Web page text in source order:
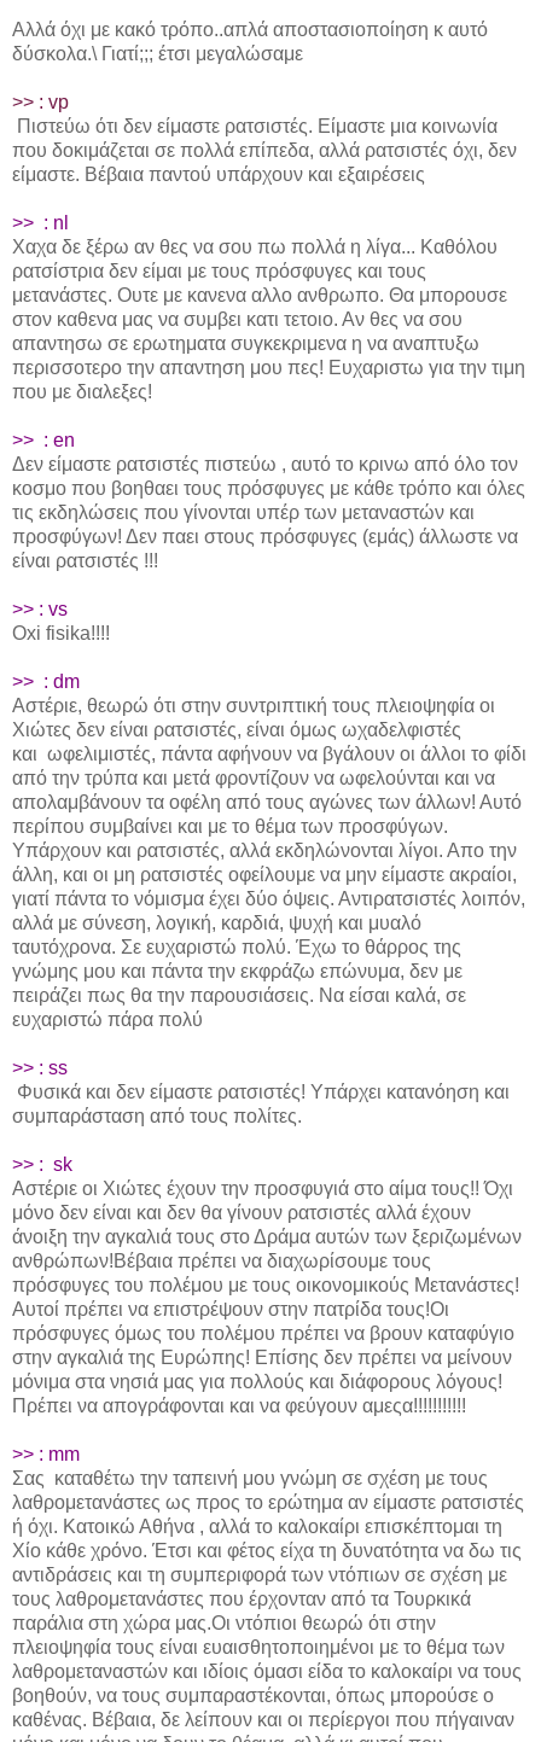
Αλλά όχι με κακό τρόπο..απλά αποστασιοποίηση κ αυτό
δύσκολα.\ Γιατί;;; έτσι μεγαλώσαμε
>> : vp
Πιστεύω ότι δεν είμαστε ρατσιστές. Είμαστε μια κοινωνία
που δοκιμάζεται σε πολλά επίπεδα, αλλά ρατσιστές όχι, δεν
είμαστε. Βέβαια παντού υπάρχουν και εξαιρέσεις
>> : nl
Χαχα δε ξέρω αν θες να σου πω πολλά η λίγα... Καθόλου
ρατσίστρια δεν είμαι με τους πρόσφυγες και τους
μετανάστες. Ουτε με κανενα αλλο ανθρωπο. Θα μπορουσε
στον καθενα μας να συμβει κατι τετοιο. Αν θες να σου
απαντησω σε ερωτηματα συγκεκριμενα η να αναπτυξω
περισσοτερο την απαντηση μου πες! Ευχαριστω για την τιμη
που με διαλεξες!
>> : en
Δεν είμαστε ρατσιστές πιστεύω , αυτό το κρινω από όλο τον
κοσμο που βοηθαει τους πρόσφυγες με κάθε τρόπο και όλες
τις εκδηλώσεις που γίνονται υπέρ των μεταναστών και
προσφύγων! Δεν παει στους πρόσφυγες (εμάς) άλλωστε να
είναι ρατσιστές !!!
>> : vs
Oxi fisika!!!!
>> : dm
Αστέριε, θεωρώ ότι στην συντριπτική τους πλειοψηφία οι
Χιώτες δεν είναι ρατσιστές, είναι όμως ωχαδελφιστές
και ωφελιμιστές, πάντα αφήνουν να βγάλουν οι άλλοι το φίδι
από την τρύπα και μετά φροντίζουν να ωφελούνται και να
απολαμβάνουν τα οφέλη από τους αγώνες των άλλων! Αυτό
περίπου συμβαίνει και με το θέμα των προσφύγων.
Υπάρχουν και ρατσιστές, αλλά εκδηλώνονται λίγοι. Απο την
άλλη, και οι μη ρατσιστές οφείλουμε να μην είμαστε ακραίοι,
γιατί πάντα το νόμισμα έχει δύο όψεις. Αντιρατσιστές λοιπόν,
αλλά με σύνεση, λογική, καρδιά, ψυχή και μυαλό
ταυτόχρονα. Σε ευχαριστώ πολύ. Έχω το θάρρος της
γνώμης μου και πάντα την εκφράζω επώνυμα, δεν με
πειράζει πως θα την παρουσιάσεις. Να είσαι καλά, σε
ευχαριστώ πάρα πολύ
>> : ss
Φυσικά και δεν είμαστε ρατσιστές! Υπάρχει κατανόηση και
συμπαράσταση από τους πολίτες.
>> : sk
Αστέριε οι Χιώτες έχουν την προσφυγιά στο αίμα τους!! Όχι
μόνο δεν είναι και δεν θα γίνουν ρατσιστές αλλά έχουν
άνοιξη την αγκαλιά τους στο Δράμα αυτών των ξεριζωμένων
ανθρώπων!Βέβαια πρέπει να διαχωρίσουμε τους
πρόσφυγες του πολέμου με τους οικονομικούς Μετανάστες!
Αυτοί πρέπει να επιστρέψουν στην πατρίδα τους!Οι
πρόσφυγες όμως του πολέμου πρέπει να βρουν καταφύγιο
στην αγκαλιά της Ευρώπης! Επίσης δεν πρέπει να μείνουν
μόνιμα στα νησιά μας για πολλούς και διάφορους λόγους!
Πρέπει να απογράφονται και να φεύγουν αμεςα!!!!!!!!!!!
>> : mm
Σας καταθέτω την ταπεινή μου γνώμη σε σχέση με τους
λαθρομετανάστες ως προς το ερώτημα αν είμαστε ρατσιστές
ή όχι. Κατοικώ Αθήνα , αλλά το καλοκαίρι επισκέπτομαι τη
Χίο κάθε χρόνο. Έτσι και φέτος είχα τη δυνατότητα να δω τις
αντιδράσεις και τη συμπεριφορά των ντόπιων σε σχέση με
τους λαθρομετανάστες που έρχονταν από τα Τουρκικά
παράλια στη χώρα μας.Οι ντόπιοι θεωρώ ότι στην
πλειοψηφία τους είναι ευαισθητοποιημένοι με το θέμα των
λαθρομεταναστών και ιδίοις όμασι είδα το καλοκαίρι να τους
βοηθούν, να τους συμπαραστέκονται, όπως μπορούσε ο
καθένας. Βέβαια, δε λείπουν και οι περίεργοι που πήγαιναν